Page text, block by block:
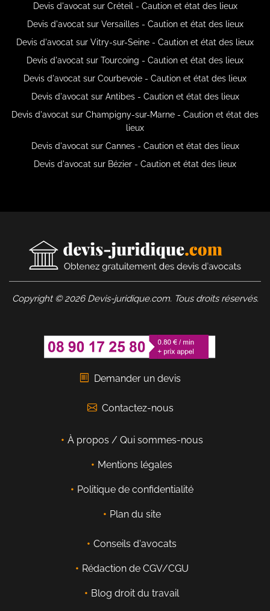
Devis d'avocat sur Créteil - Caution et état des lieux
Devis d'avocat sur Versailles - Caution et état des lieux
Devis d'avocat sur Vitry-sur-Seine - Caution et état des lieux
Devis d'avocat sur Tourcoing - Caution et état des lieux
Devis d'avocat sur Courbevoie - Caution et état des lieux
Devis d'avocat sur Antibes - Caution et état des lieux
Devis d'avocat sur Champigny-sur-Marne - Caution et état des
lieux
Devis d'avocat sur Cannes - Caution et état des lieux
Devis d'avocat sur Bézier - Caution et état des lieux
Copyright © 2026 Devis-juridique.com. Tous droits réservés.
Demander un devis
Contactez-nous
À propos / Qui sommes-nous
Mentions légales
Politique de confidentialité
Plan du site
Conseils d'avocats
Rédaction de CGV/CGU
Blog droit du travail